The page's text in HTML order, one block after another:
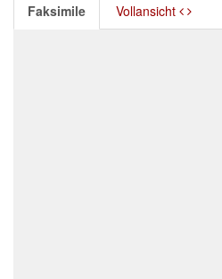
Faksimile Vollansicht